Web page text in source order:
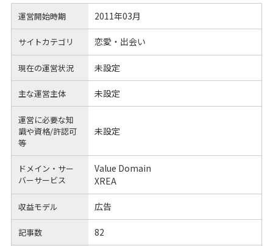
運営開始時期 2011年03月
サイトカテゴリ 恋愛・出会い
現在の運営状況 未設定
主な運営主体 未設定
運営に必要な知
識や資格/許認可
等
未設定
ドメイン・サー
バーサービス
Value Domain
XREA
収益モデル 広告
記事数 82